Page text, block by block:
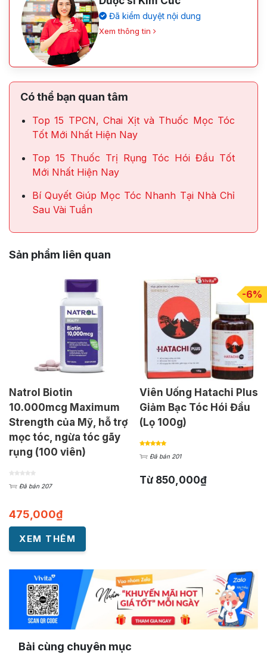
Đã kiểm duyệt nội dung
Xem thông tin
Có thể bạn quan tâm
Top 15 TPCN, Chai Xịt và Thuốc Mọc Tóc
Tốt Mới Nhất Hiện Nay
Top 15 Thuốc Trị Rụng Tóc Hói Đầu Tốt
Mới Nhất Hiện Nay
Bí Quyết Giúp Mọc Tóc Nhanh Tại Nhà Chỉ
Sau Vài Tuần
Sản phẩm liên quan
Natrol Biotin
10.000mcg Maximum
Strength của Mỹ, hỗ trợ
mọc tóc, ngừa tóc gãy
rụng (100 viên)
Đã bán 207
475,000₫
-6%
Viên Uống Hatachi Plus
Giảm Bạc Tóc Hói Đầu
(Lọ 100g)
Đã bán 201
Từ 850,000₫
XEM THÊM
Bài cùng chuyên mục